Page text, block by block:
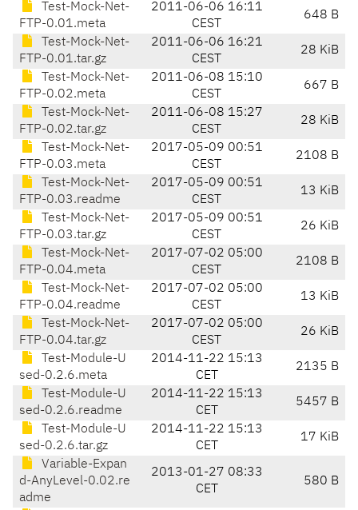
Test-Mock-Net-
FTP-0.01.meta
2011-06-06 16:11
CEST
648 B
Test-Mock-Net-
FTP-0.01.tar.gz
2011-06-06 16:21
CEST
28 KiB
Test-Mock-Net-
FTP-0.02.meta
2011-06-08 15:10
CEST
667 B
Test-Mock-Net-
FTP-0.02.tar.gz
2011-06-08 15:27
CEST
28 KiB
Test-Mock-Net-
FTP-0.03.meta
2017-05-09 00:51
CEST
2108 B
Test-Mock-Net-
FTP-0.03.readme
2017-05-09 00:51
CEST
13 KiB
Test-Mock-Net-
FTP-0.03.tar.gz
2017-05-09 00:51
CEST
26 KiB
Test-Mock-Net-
FTP-0.04.meta
2017-07-02 05:00
CEST
2108 B
Test-Mock-Net-
FTP-0.04.readme
2017-07-02 05:00
CEST
13 KiB
Test-Mock-Net-
FTP-0.04.tar.gz
2017-07-02 05:00
CEST
26 KiB
Test-Module-U
sed-0.2.6.meta
2014-11-22 15:13
CET
2135 B
Test-Module-U
sed-0.2.6.readme
2014-11-22 15:13
CET
5457 B
Test-Module-U
sed-0.2.6.tar.gz
2014-11-22 15:13
CET
17 KiB
Variable-Expan
d-AnyLevel-0.02.re
adme
2013-01-27 08:33
CET
580 B